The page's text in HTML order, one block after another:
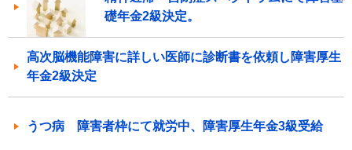
礎年金2級決定。
高次脳機能障害に詳しい医師に診断書を依頼し障害厚生
年金2級決定
うつ病 障害者枠にて就労中、障害厚生年金3級受給